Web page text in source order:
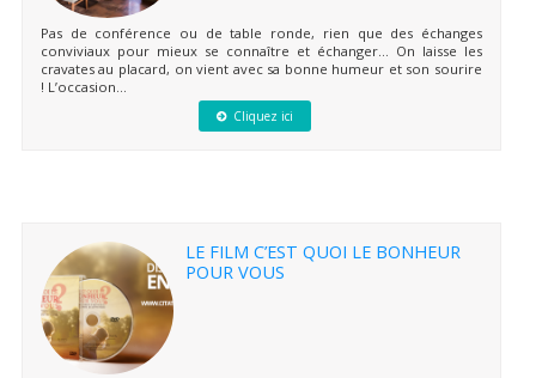
Pas de conférence ou de table ronde, rien que des échanges
conviviaux pour mieux se connaître et échanger… On laisse les
cravates au placard, on vient avec sa bonne humeur et son sourire
! L’occasion...
Cliquez ici
LE FILM C’EST QUOI LE BONHEUR
POUR VOUS